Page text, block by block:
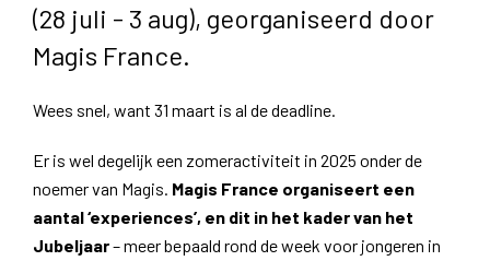
(28 juli - 3 aug), georganiseerd door
Magis France.
Wees snel, want 31 maart is al de deadline.
Er is wel degelijk een zomeractiviteit in 2025 onder de
noemer van Magis. Magis France organiseert een
aantal ‘experiences’, en dit in het kader van het
Jubeljaar– meer bepaald rond de week voor jongeren in